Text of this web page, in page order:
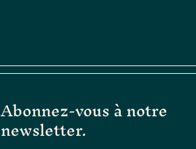
Abonnez-vous à notre
newsletter.